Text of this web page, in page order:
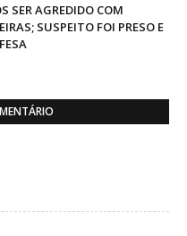
SER AGREDIDO COM
SUSPEITO FOI PRESO E